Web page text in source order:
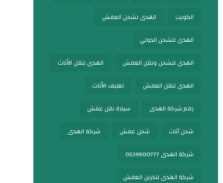
الكويت الهدى لشحن العفش
الهدى للشحن الدولي
الهدى للشحن ونقل العفش الهدى لنقل الأثاث
الهدى لنقل العفش تغليف الأثاث
رقم شركة الهدى سيارة نقل عفش
شحن أثاث شحن عفش شركة الهدى
شركة الهدى 0539600777
شركة الهدى لتخزين العفش